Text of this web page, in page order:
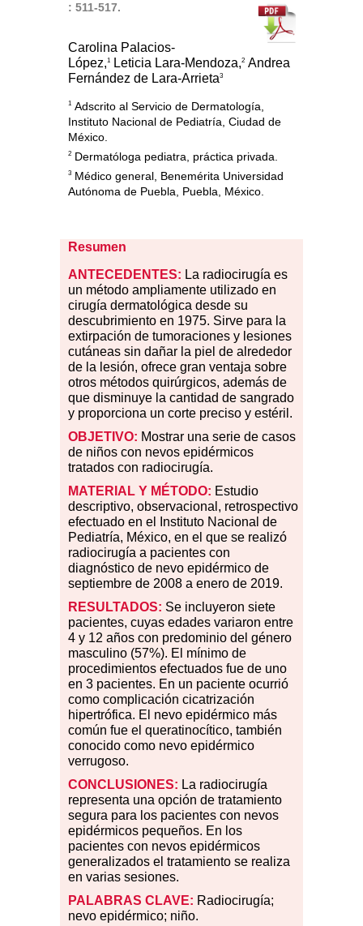
: 511-517.
Carolina Palacios-
López,1 Leticia Lara-Mendoza,2 Andrea
Fernández de Lara-Arrieta3
1
Adscrito al Servicio de Dermatología,
Instituto Nacional de Pediatría, Ciudad de
México.
2 Dermatóloga pediatra, práctica privada.
3 Médico general, Benemérita Universidad
Autónoma de Puebla, Puebla, México.
Resumen
ANTECEDENTES: La radiocirugía es
un método ampliamente utilizado en
cirugía dermatológica desde su
descubrimiento en 1975. Sirve para la
extirpación de tumoraciones y lesiones
cutáneas sin dañar la piel de alrededor
de la lesión, ofrece gran ventaja sobre
otros métodos quirúrgicos, además de
que disminuye la cantidad de sangrado
y proporciona un corte preciso y estéril.
OBJETIVO: Mostrar una serie de casos
de niños con nevos epidérmicos
tratados con radiocirugía.
MATERIAL Y MÉTODO: Estudio
descriptivo, observacional, retrospectivo
efectuado en el Instituto Nacional de
Pediatría, México, en el que se realizó
radiocirugía a pacientes con
diagnóstico de nevo epidérmico de
septiembre de 2008 a enero de 2019.
RESULTADOS: Se incluyeron siete
pacientes, cuyas edades variaron entre
4 y 12 años con predominio del género
masculino (57%). El mínimo de
procedimientos efectuados fue de uno
en 3 pacientes. En un paciente ocurrió
como complicación cicatrización
hipertrófica. El nevo epidérmico más
común fue el queratinocítico, también
conocido como nevo epidérmico
verrugoso.
CONCLUSIONES: La radiocirugía
representa una opción de tratamiento
segura para los pacientes con nevos
epidérmicos pequeños. En los
pacientes con nevos epidérmicos
generalizados el tratamiento se realiza
en varias sesiones.
PALABRAS CLAVE: Radiocirugía;
nevo epidérmico; niño.